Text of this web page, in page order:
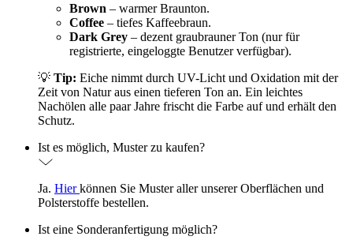
Brown – warmer Braunton.
Coffee – tiefes Kaffeebraun.
Dark Grey – dezent graubrauner Ton (nur für
registrierte, eingeloggte Benutzer verfügbar).
💡 Tip: Eiche nimmt durch UV-Licht und Oxidation mit der
Zeit von Natur aus einen tieferen Ton an. Ein leichtes
Nachölen alle paar Jahre frischt die Farbe auf und erhält den
Schutz.
Ist es möglich, Muster zu kaufen?
Ja. Hierkönnen Sie Muster aller unserer Oberflächen und
Polsterstoffe bestellen.
Ist eine Sonderanfertigung möglich?